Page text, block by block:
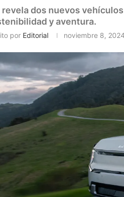
revela dos nuevos
y aventura.
por Editorial noviembre 8, 2024